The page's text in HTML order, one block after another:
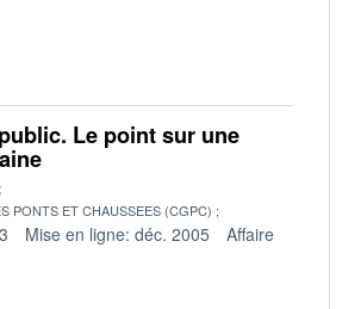
Le point sur une
PONTS ET CHAUSSEES (CGPC)
Mise en ligne: déc. 2005
Affaire